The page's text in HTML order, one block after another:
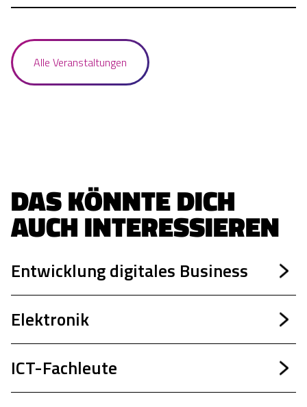
Alle Veranstaltungen
DAS KÖNNTE DICH
AUCH INTERESSIEREN
Entwicklung digitales Business
Elektronik
ICT-Fachleute